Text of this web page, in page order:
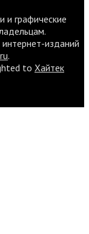
и графические
изданий
.
to Хайтек